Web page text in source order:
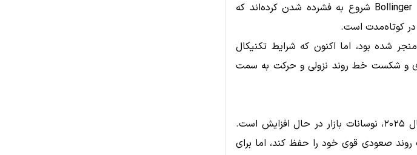
روند صعودی خود را آغاز کرده و Bollinger Bands شروع به فشرده شدن کرده‌اند که
کوتاه‌مدت است.
شده بود، اما اکنون که شرایط تکنیکال
و شکست خط روند نزولی و حرکت به سمت
با نزدیک شدن به فاز پایانی معاملات سال ۲۰۲۵، نوسانات بازار در حال افزایش است.
صعودی قوی خود را حفظ کند، اما برای